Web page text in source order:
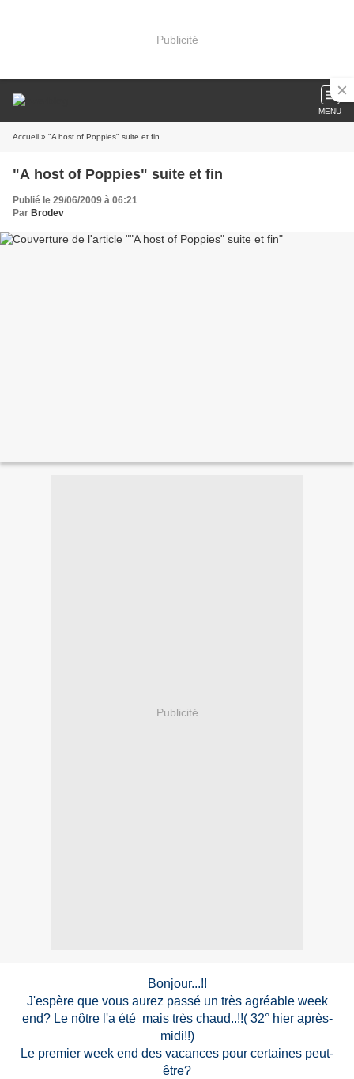
Publicité
MENU
Accueil » "A host of Poppies" suite et fin
"A host of Poppies" suite et fin
Publié le 29/06/2009 à 06:21
Par Brodev
Publicité
Bonjour...!!
J'espère que vous aurez passé un très agréable week
end? Le nôtre l'a été mais très chaud..!!( 32° hier après-
midi!!)
Le premier week end des vacances pour certaines peut-
être?